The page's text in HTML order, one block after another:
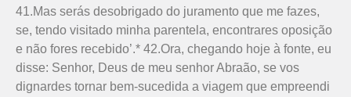
41.Mas serás desobrigado do juramento que me fazes,
se, tendo visitado minha pa­rentela, encontrares oposição
e não fores recebido’.* 42.Ora, chegando hoje à fonte, eu
disse: Senhor, Deus de meu senhor Abraão, se vos
dignardes tornar bem-sucedida a viagem que empreendi